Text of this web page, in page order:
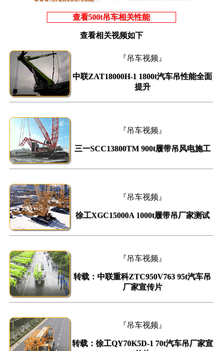
查看500t吊车相关性能
查看相关视频如下
『吊车视频』
中联ZAT18000H-1 1800t汽车吊性能全面
提升
『吊车视频』
三一SCC13800TM 900t履带吊风电施工
『吊车视频』
徐工XGC15000A 1000t履带吊厂家测试
『吊车视频』
转载：中联重科ZTC950V763 95t汽车吊
厂家宣传片
『吊车视频』
转载：徐工QY70K5D-1 70t汽车吊厂家宣